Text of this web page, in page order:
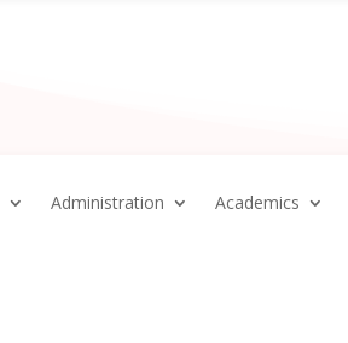
Administration Academics